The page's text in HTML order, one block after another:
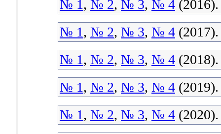
№ 1, № 2, № 3, № 4 (2016).
№ 1, № 2, № 3, № 4 (2017).
№ 1, № 2, № 3, № 4 (2018).
№ 1, № 2, № 3, № 4 (2019).
№ 1, № 2, № 3, № 4 (2020).